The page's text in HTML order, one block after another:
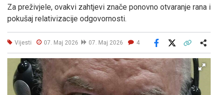
Za preživjele, ovakvi zahtjevi znače ponovno otvaranje rana i
pokušaj relativizacije odgovornosti.
Vijesti 07. Maj 2026 07. Maj 2026 4
Facebook